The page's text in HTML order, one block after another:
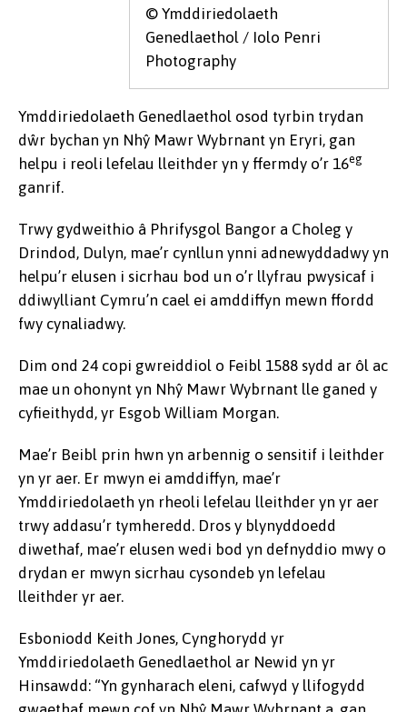
© Ymddiriedolaeth
Genedlaethol / Iolo Penri
Photography
Ymddiriedolaeth Genedlaethol osod tyrbin trydan
dŵr bychan yn Nhŷ Mawr Wybrnant yn Eryri, gan
helpu i reoli lefelau lleithder yn y ffermdy o’r 16eg
ganrif.
Trwy gydweithio â Phrifysgol Bangor a Choleg y
Drindod, Dulyn, mae’r cynllun ynni adnewyddadwy yn
helpu’r elusen i sicrhau bod un o’r llyfrau pwysicaf i
ddiwylliant Cymru’n cael ei amddiffyn mewn ffordd
fwy cynaliadwy.
Dim ond 24 copi gwreiddiol o Feibl 1588 sydd ar ôl ac
mae un ohonynt yn Nhŷ Mawr Wybrnant lle ganed y
cyfieithydd, yr Esgob William Morgan.
Mae’r Beibl prin hwn yn arbennig o sensitif i leithder
yn yr aer. Er mwyn ei amddiffyn, mae’r
Ymddiriedolaeth yn rheoli lefelau lleithder yn yr aer
trwy addasu’r tymheredd. Dros y blynyddoedd
diwethaf, mae’r elusen wedi bod yn defnyddio mwy o
drydan er mwyn sicrhau cysondeb yn lefelau
lleithder yr aer.
Esboniodd Keith Jones, Cynghorydd yr
Ymddiriedolaeth Genedlaethol ar Newid yn yr
Hinsawdd: “Yn gynharach eleni, cafwyd y llifogydd